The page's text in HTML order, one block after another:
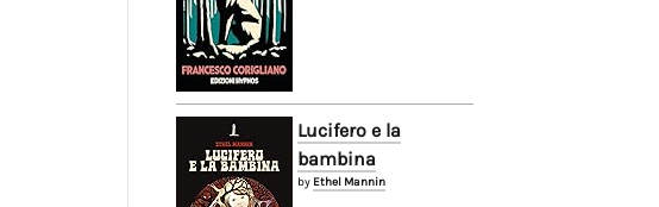
Lucifero e la
bambina
by Ethel Mannin